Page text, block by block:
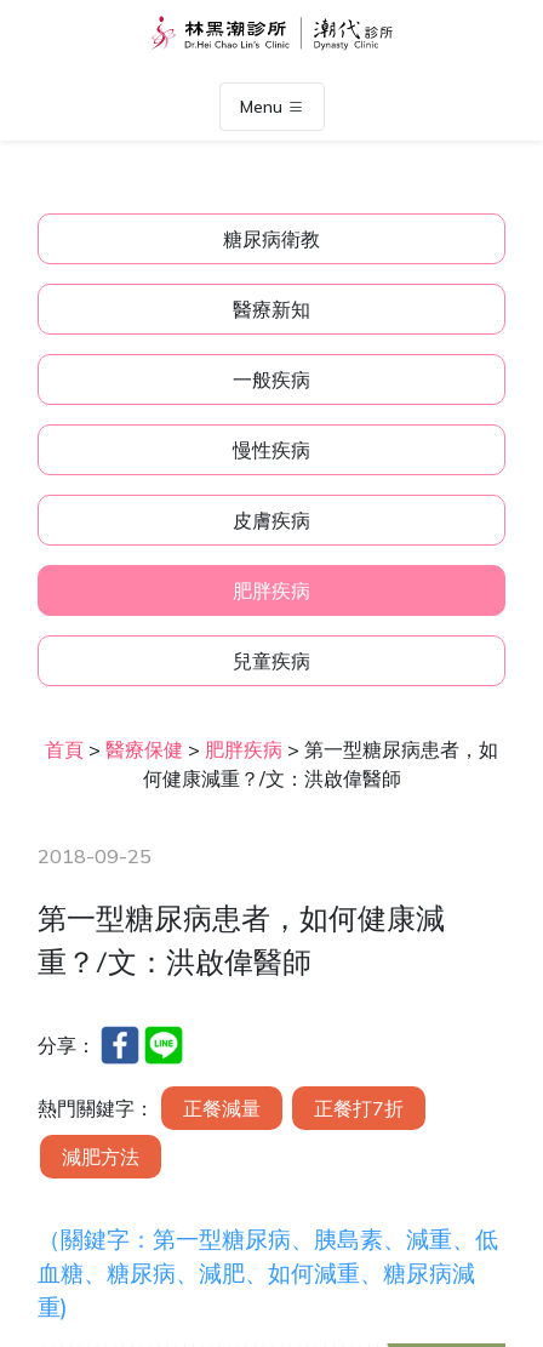
Menu
糖尿病衛教
醫療新知
一般疾病
慢性疾病
皮膚疾病
肥胖疾病
兒童疾病
首頁 > 醫療保健 > 肥胖疾病 > 第一型糖尿病患者，如
何健康減重？/文：洪啟偉醫師
2018-09-25
第一型糖尿病患者，如何健康減
重？/文：洪啟偉醫師
分享：
熱門關鍵字： 正餐減量
正餐打7折
減肥方法
（關鍵字：第一型糖尿病、 胰島素、減重、低
血糖、糖尿病、減肥、如何減重、糖尿病減
重)